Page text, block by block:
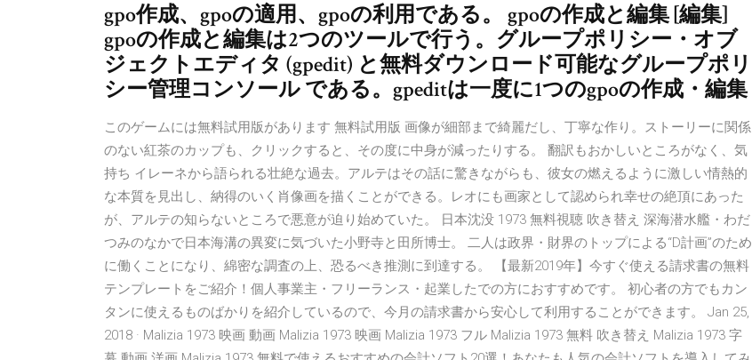
gpo作成、gpoの適用、gpoの利用である。 gpoの作成と編集 [編集]
gpoの作成と編集は2つのツールで行う。グループポリシー・オブ
ジェクトエディタ (gpedit) と無料ダウンロード可能なグループポリ
シー管理コンソール である。gpeditは一度に1つのgpoの作成・編集
このゲームには無料試用版があります 無料試用版 画像が細部まで綺麗だし、丁寧な作り。ストーリーに関係
のない紅茶のカップも、クリックすると、その度に中身が減ったりする。 翻訳もおかしいところがなく、気
持ち イレーネから語られる壮絶な過去。アルテはその話に驚きながらも、彼女の燃えるように激しい情熱的
な本質を見出し、納得のいく肖像画を描くことができる。レオにも画家として認められ幸せの絶頂にあった
が、アルテの知らないところで悪意が迫り始めていた。 日本沈没 1973 無料視聴 吹き替え 深海潜水艦・わだ
つみのなかで日本海溝の異変に気づいた小野寺と田所博士。 二人は政界・財界のトップによる“D計画”のため
に働くことになり、綿密な調査の上、恐るべき推測に到達する。 【最新2019年】今すぐ使える請求書の無料
テンプレートをご紹介！個人事業主・フリーランス・起業したでの方におすすめです。 初心者の方でもカン
タンに使えるものばかりを紹介しているので、今月の請求書から安心して利用することができます。 Jan 25,
2018 · Malizia 1973 映画 動画 Malizia 1973 映画 Malizia 1973 フル Malizia 1973 無料 吹き替え Malizia 1973 字